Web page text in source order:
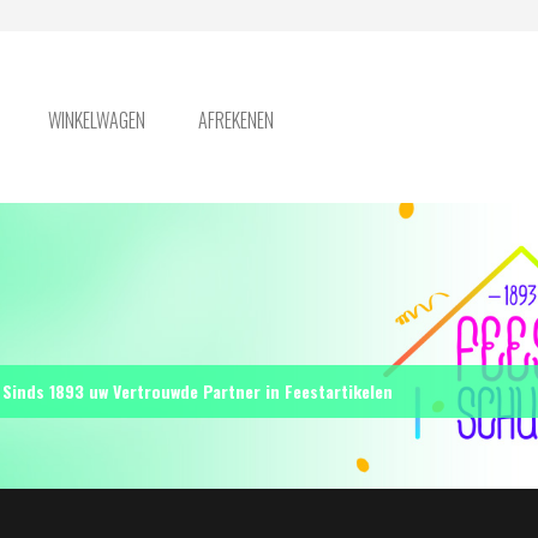
WINKELWAGEN AFREKENEN
1893 uw Vertrouwde Partner in Feestartikelen